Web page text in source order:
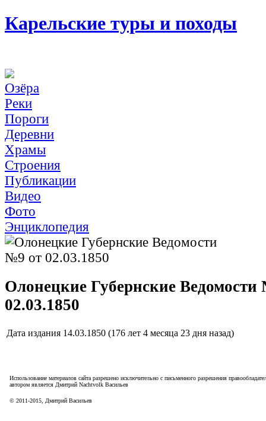
Карельские туры и походы
Озёра
Реки
Пороги
Деревни
Храмы
Строения
Публикации
Видео
Фото
Энциклопедия
Олонецкие Губернские Ведомости
02.03.1850
Дата издания 14.03.1850 (176 лет 4 месяца 23 дня назад)
Использование материалов сайта разрешено исключительно с письменного разрешения
автором является Дмитрий Nachtvolk Васильев
© 2011-2015 , Дмитрий Васильев